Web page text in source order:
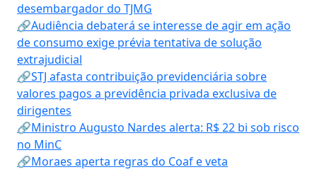
desembargador do TJMG
🔗Audiência debaterá se interesse de agir em ação
de consumo exige prévia tentativa de solução
extrajudicial
🔗STJ afasta contribuição previdenciária sobre
valores pagos a previdência privada exclusiva de
dirigentes
🔗Ministro Augusto Nardes alerta: R$ 22 bi sob risco
no MinC
🔗Moraes aperta regras do Coaf e veta